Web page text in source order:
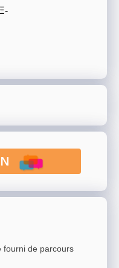
fourni de parcours